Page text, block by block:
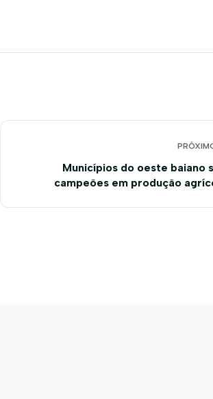
Municípios do oeste baiano
campeões em produção